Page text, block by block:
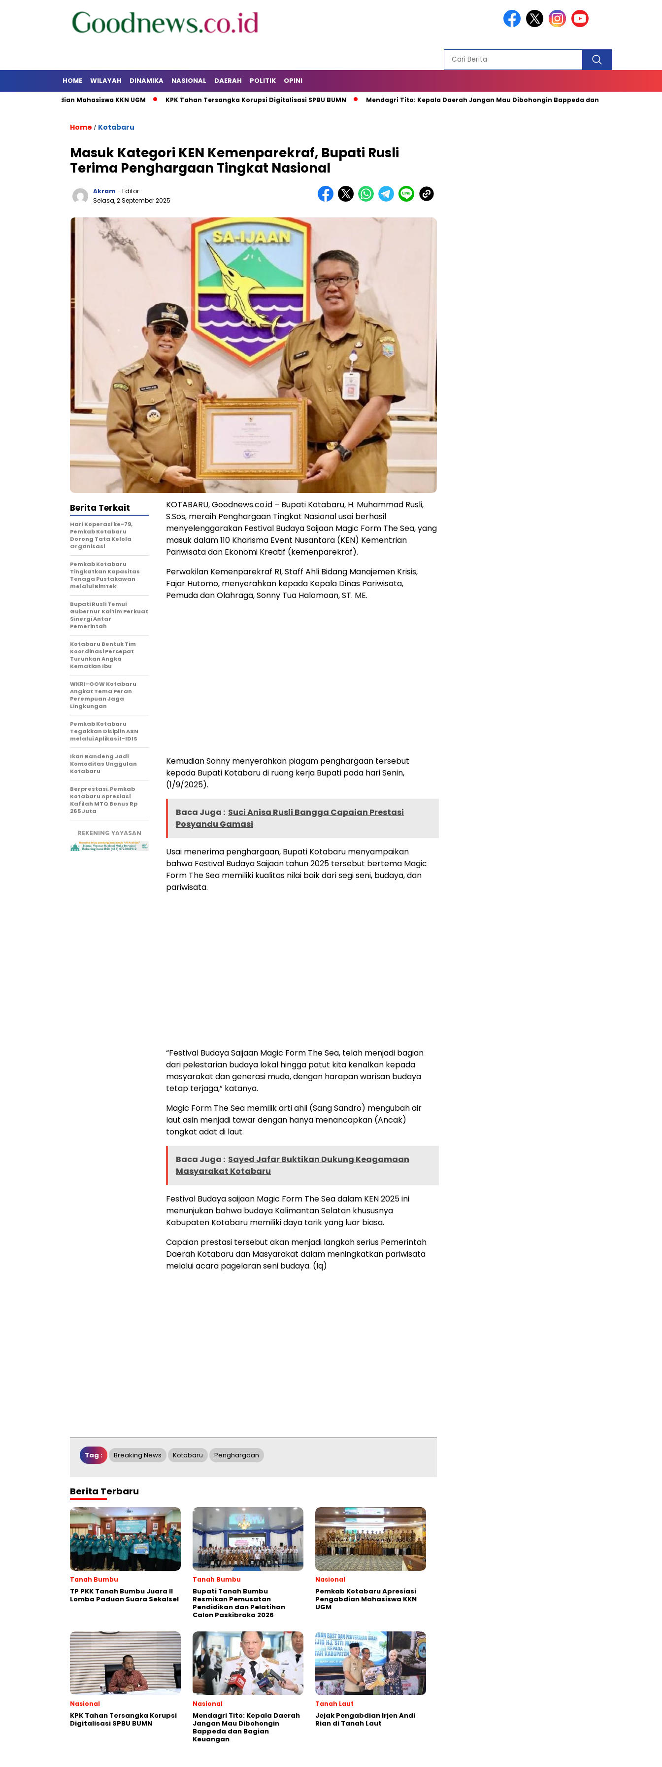
HOME WILAYAH DINAMIKA NASIONAL DAERAH POLITIK OPINI
Mahasiswa KKN UGM KPK Tahan Tersangka Korupsi Digitalisasi SPBU BUMN Mendagri Tito: Kepala Daerah Jangan Mau Dibohongin Bappeda dan Bagian Keuangan
Home / Kotabaru
Masuk Kategori KEN Kemenparekraf, Bupati Rusli
Terima Penghargaan Tingkat Nasional
Akram - Editor
Selasa, 2 September 2025
KOTABARU, Goodnews.co.id – Bupati Kotabaru, H. Muhammad Rusli,
S.Sos, meraih Penghargaan Tingkat Nasional usai berhasil
menyelenggarakan Festival Budaya Saijaan Magic Form The Sea, yang
masuk dalam 110 Kharisma Event Nusantara (KEN) Kementrian
Pariwisata dan Ekonomi Kreatif (kemenparekraf).
Perwakilan Kemenparekraf RI, Staff Ahli Bidang Manajemen Krisis,
Fajar Hutomo, menyerahkan kepada Kepala Dinas Pariwisata,
Pemuda dan Olahraga, Sonny Tua Halomoan, ST. ME.
Kemudian Sonny menyerahkan piagam penghargaan tersebut
kepada Bupati Kotabaru di ruang kerja Bupati pada hari Senin,
(1/9/2025).
Baca Juga : Suci Anisa Rusli Bangga Capaian Prestasi
Posyandu Gamasi
Usai menerima penghargaan, Bupati Kotabaru menyampaikan
bahwa Festival Budaya Saijaan tahun 2025 tersebut bertema Magic
Form The Sea memiliki kualitas nilai baik dari segi seni, budaya, dan
pariwisata.
“Festival Budaya Saijaan Magic Form The Sea, telah menjadi bagian
dari pelestarian budaya lokal hingga patut kita kenalkan kepada
masyarakat dan generasi muda, dengan harapan warisan budaya
tetap terjaga,” katanya.
Magic Form The Sea memilik arti ahli (Sang Sandro) mengubah air
laut asin menjadi tawar dengan hanya menancapkan (Ancak)
tongkat adat di laut.
Baca Juga : Sayed Jafar Buktikan Dukung Keagamaan
Masyarakat Kotabaru
Festival Budaya saijaan Magic Form The Sea dalam KEN 2025 ini
menunjukan bahwa budaya Kalimantan Selatan khususnya
Kabupaten Kotabaru memiliki daya tarik yang luar biasa.
Capaian prestasi tersebut akan menjadi langkah serius Pemerintah
Daerah Kotabaru dan Masyarakat dalam meningkatkan pariwisata
melalui acara pagelaran seni budaya. (Iq)
Berita Terkait
Hari Koperasi ke-79,
Pemkab Kotabaru
Dorong Tata Kelola
Organisasi
Pemkab Kotabaru
Tingkatkan Kapasitas
Tenaga Pustakawan
melalui Bimtek
Bupati Rusli Temui
Gubernur Kaltim Perkuat
Sinergi Antar
Pemerintah
Kotabaru Bentuk Tim
Koordinasi Percepat
Turunkan Angka
Kematian Ibu
WKRI-GOW Kotabaru
Angkat Tema Peran
Perempuan Jaga
Lingkungan
Pemkab Kotabaru
Tegakkan Disiplin ASN
melalui Aplikasi I-IDIS
Ikan Bandeng Jadi
Komoditas Unggulan
Kotabaru
Berprestasi, Pemkab
Kotabaru Apresiasi
Kafilah MTQ Bonus Rp
265 Juta
REKENING YAYASAN
Tag : Breaking News Kotabaru Penghargaan
Berita Terbaru
Tanah Bumbu
TP PKK Tanah Bumbu Juara II
Lomba Paduan Suara Sekalsel
Tanah Bumbu
Bupati Tanah Bumbu
Resmikan Pemusatan
Pendidikan dan Pelatihan
Calon Paskibraka 2026
Nasional
Pemkab Kotabaru Apresiasi
Pengabdian Mahasiswa KKN
UGM
Nasional
KPK Tahan Tersangka Korupsi
Digitalisasi SPBU BUMN
Nasional
Mendagri Tito: Kepala Daerah
Jangan Mau Dibohongin
Bappeda dan Bagian
Keuangan
Tanah Laut
Jejak Pengabdian Irjen Andi
Rian di Tanah Laut